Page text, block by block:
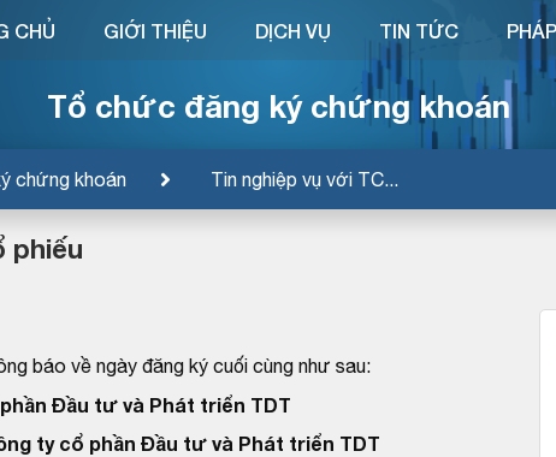
Tổ chức đăng ký chứng khoán
chứng khoán Tin nghiệp vụ với TC...
CHỦ GIỚI THIỆU DỊCH VỤ TIN TỨC
phiếu
báo về ngày đăng ký cuối cùng như sau:
Đầu tư và Phát triển TDT
ty cổ phần Đầu tư và Phát triển TDT